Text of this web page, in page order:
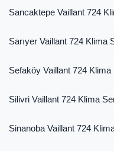
Sancaktepe Vaillant 724
Sarıyer Vaillant 724 Klima
Sefaköy Vaillant 724 Klima
Silivri Vaillant 724 Klima
Sinanoba Vaillant 724